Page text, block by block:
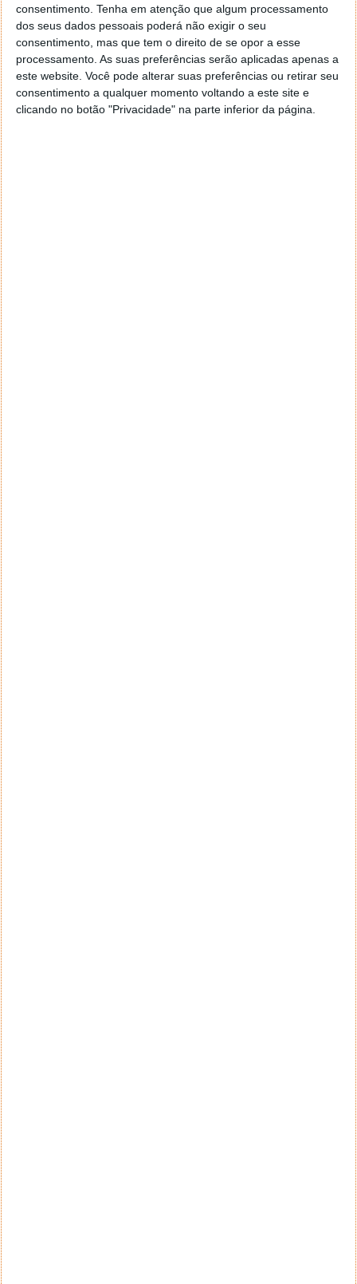
consentimento. Tenha em atenção que algum processamento
dos seus dados pessoais poderá não exigir o seu
consentimento, mas que tem o direito de se opor a esse
processamento. As suas preferências serão aplicadas apenas a
este website. Você pode alterar suas preferências ou retirar seu
consentimento a qualquer momento voltando a este site e
clicando no botão "Privacidade" na parte inferior da página.
22 ABR 2025·NOTÍCIAS 5 COMENTÁRIOS
Em Portugal, existe uma legislação que permite que
apenas uma parte do salário mínimo nacional (SMN)
seja paga em dinheiro. O restante valor pode ser
pago de outro modo.